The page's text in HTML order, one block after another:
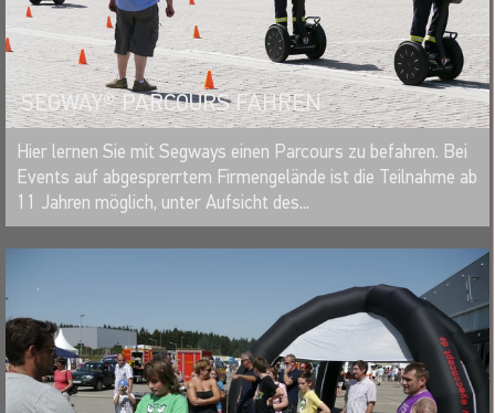
SEGWAY® PARCOURS FAHREN
MERKEN
Hier lernen Sie mit Segways einen Parcours zu befahren. Bei
Events auf abgesprerrtem Firmengelände ist die Teilnahme ab
11 Jahren möglich, unter Aufsicht des...